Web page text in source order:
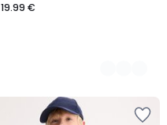
19.99 €